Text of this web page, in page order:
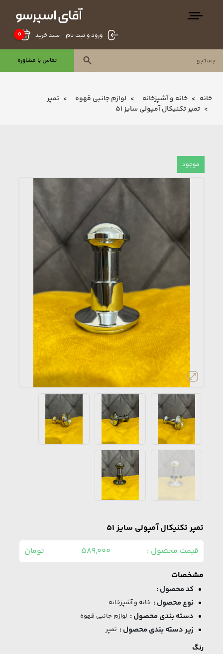
ورود و ثبت نام 0 سبد خرید
تماس با مشاوره
خانه خانه و آشپزخانه لوازم جانبی قهوه
تمپر
تمپر تکنیکال آمپولی سایز 51
موجود
تمپر تکنیکال آمپولی سایز 51
قیمت محصول :
589,000
تومان
مشخصات
کد محصول :
نوع محصول : خانه و آشپزخانه
دسته بندی محصول : لوازم جانبی قهوه
زیر دسته بندی محصول : تمپر
رنگ